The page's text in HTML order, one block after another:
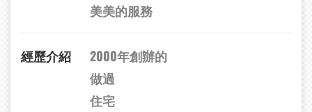
美美的服務
經歷介紹
2000年創辦的
做過
住宅